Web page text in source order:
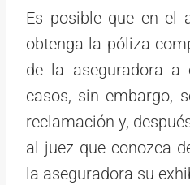
Es posible que en el
obtenga la póliza
de la aseguradora a
casos, sin embargo,
reclamación y,
al juez que conozca
la aseguradora su